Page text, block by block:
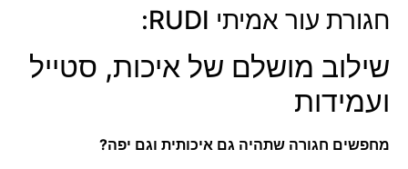
חגורת עור אמיתי RUDI:
שילוב מושלם של איכות, סטייל
ועמידות
מחפשים חגורה שתהיה גם איכותית וגם יפה?